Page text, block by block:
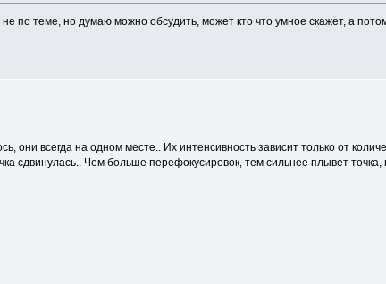
по теме, но думаю можно обсудить, может кто что умное скажет, а
они всегда на одном месте.. Их интенсивность зависит только от
сдвинулась.. Чем больше перефокусировок, тем сильнее плывет